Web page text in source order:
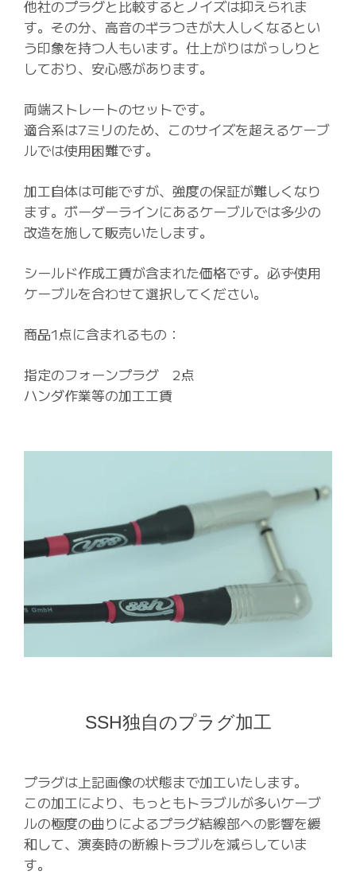
他社のプラグと比較するとノイズは抑えられま
す。その分、高音のギラつきが大人しくなるとい
う印象を持つ人もいます。仕上がりはがっしりと
しており、安心感があります。
両端ストレートのセットです。
適合系は7ミリのため、このサイズを超えるケーブ
ルでは使用困難です。
加工自体は可能ですが、強度の保証が難しくなり
ます。ボーダーラインにあるケーブルでは多少の
改造を施して販売いたします。
シールド作成工賃が含まれた価格です。必ず使用
ケーブルを合わせて選択してください。
商品1点に含まれるもの：
指定のフォーンプラグ 2点
ハンダ作業等の加工工賃
SSH独自のプラグ加工
プラグは上記画像の状態まで加工いたします。
この加工により、もっともトラブルが多いケーブ
ルの極度の曲りによるプラグ結線部への影響を緩
和して、演奏時の断線トラブルを減らしていま
す。